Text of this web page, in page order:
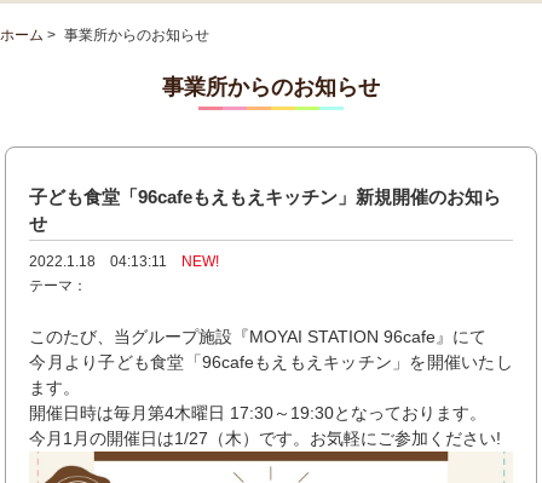
ホーム > 事業所からのお知らせ
事業所からのお知らせ
子ども食堂「96cafeもえもえキッチン」新規開催のお知ら
せ
2022.1.18 04:13:11
NEW!
テーマ：
このたび、当グループ施設『MOYAI STATION 96cafe』にて
今月より子ども食堂「96cafeもえもえキッチン」を開催いたし
ます。
開催日時は毎月第4木曜日 17:30～19:30となっております。
今月1月の開催日は1/27（木）です。お気軽にご参加ください!